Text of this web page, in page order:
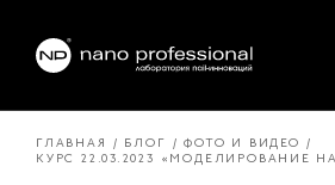
ГЛАВНАЯ БЛОГ
ФОТО И ВИДЕО
КУРС 22.03.2023 «МОДЕЛИРОВАНИЕ